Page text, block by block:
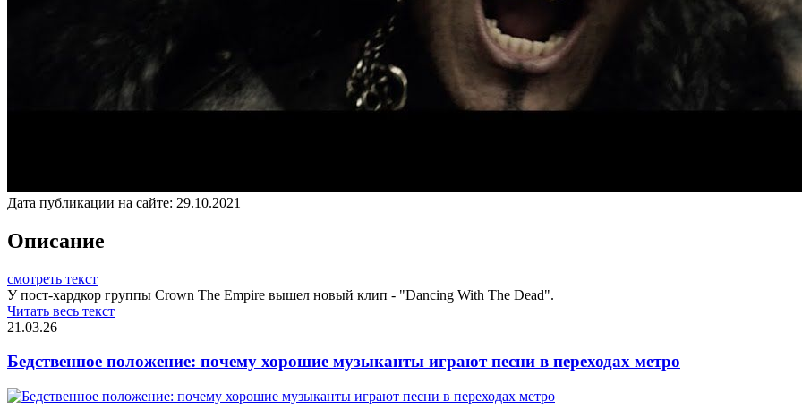
Дата публикации на сайте: 29.10.2021
Описание
смотреть текст
У пост-хардкор группы Crown The Empire вышел новый клип - "Dancing With The Dead".
Читать весь текст
21.03.26
Бедственное положение: почему хорошие музыканты играют песни в переходах метро